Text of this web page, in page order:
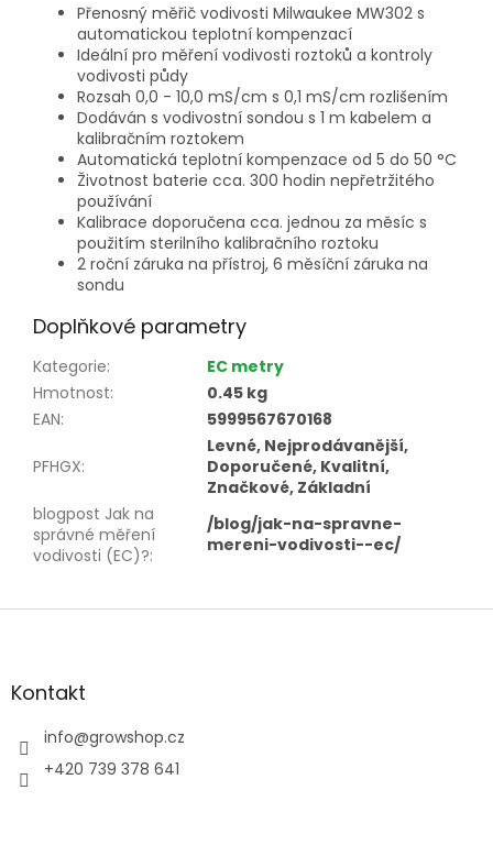
Přenosný měřič vodivosti Milwaukee MW302 s
automatickou teplotní kompenzací
Ideální pro měření vodivosti roztoků a kontroly
vodivosti půdy
Rozsah 0,0 - 10,0 mS/cm s 0,1 mS/cm rozlišením
Dodáván s vodivostní sondou s 1 m kabelem a
kalibračním roztokem
Automatická teplotní kompenzace od 5 do 50 °C
Životnost baterie cca. 300 hodin nepřetržitého
používání
Kalibrace doporučena cca. jednou za měsíc s
použitím sterilního kalibračního roztoku
2 roční záruka na přístroj, 6 měsíční záruka na
sondu
Doplňkové parametry
Kategorie:
EC metry
Hmotnost:
0.45 kg
EAN: 5999567670168
PFHGX:
Levné, Nejprodávanější,
Doporučené, Kvalitní,
Značkové, Základní
blogpost Jak na
správné měření
vodivosti (EC)?:
/blog/jak-na-spravne-
mereni-vodivosti--ec/
Z
aKontakt
info@growshop.cz
+420 739 378 641